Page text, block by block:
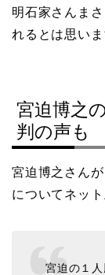
明石家さんま
れるとは思いま
宮迫博之
判の声も
宮迫博之さん
についてネット
宮迫の１